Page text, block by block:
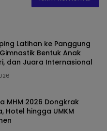
Latihan ke Panggung
Bentuk Anak
dan Juara Internasional
MHM 2026 Dongkrak
Hotel hingga UMKM